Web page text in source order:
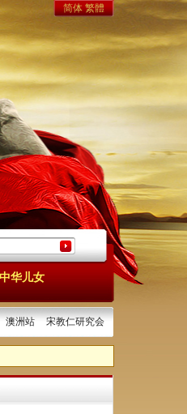
简体 繁體
[2026/03/26] 辛亥革命时期的潜江人
中华儿女
澳洲站 宋教仁研究会